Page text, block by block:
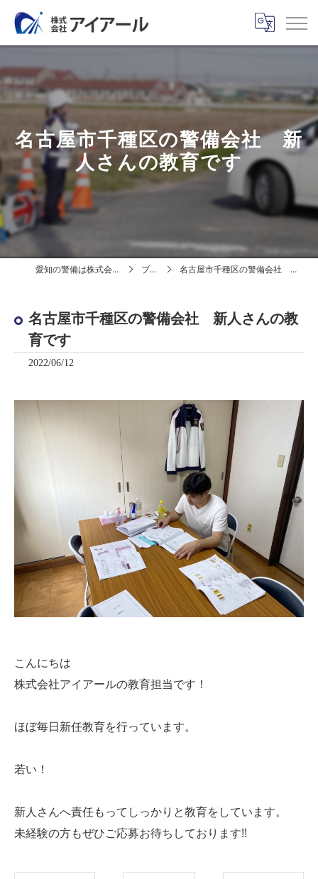
名古屋市千種区の警備会社 新
人さんの教育です
愛知の警備は株式会社アイアール ブログ 名古屋市千種区の警備会社 新人さんの教育です
名古屋市千種区の警備会社 新人さんの教
育です
2022/06/12
こんにちは
株式会社アイアールの教育担当です！
ほぼ毎日新任教育を行っています。
若い！
新人さんへ責任もってしっかりと教育をしています。
未経験の方もぜひご応募お待ちしております!!